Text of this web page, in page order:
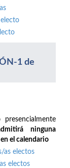
1 de
ninguna
el calendario
as electos
electos